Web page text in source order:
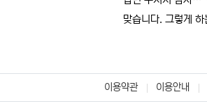
이용약관 이용안내